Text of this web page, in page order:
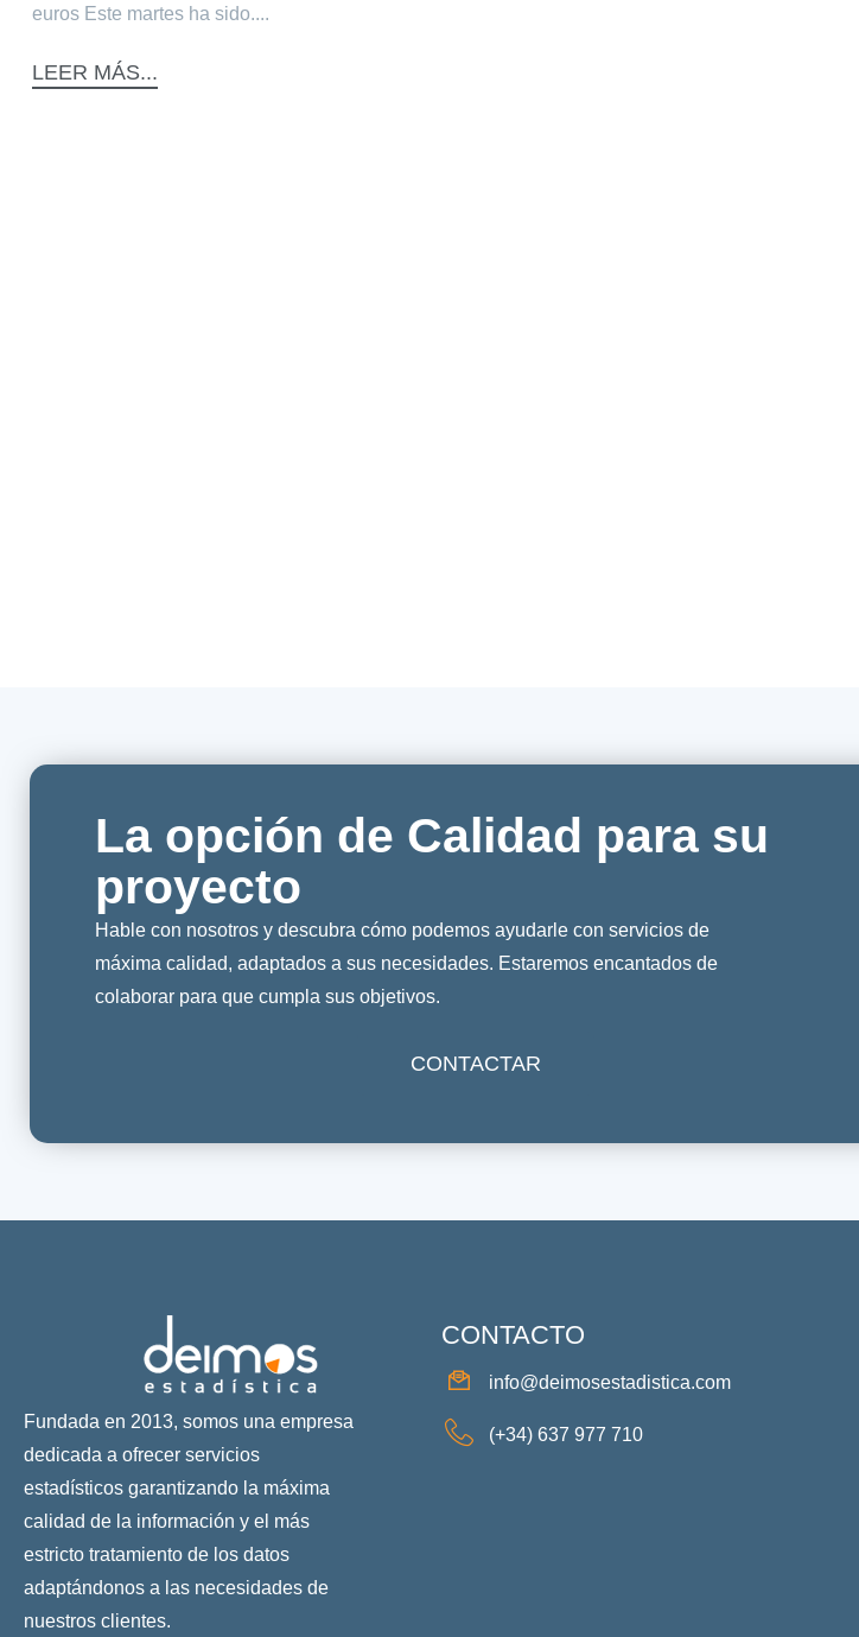
euros Este martes ha sido....
LEER MÁS...
La opción de Calidad para su
proyecto
Hable con nosotros y descubra cómo podemos ayudarle con servicios de
máxima calidad, adaptados a sus necesidades. Estaremos encantados de
colaborar para que cumpla sus objetivos.
CONTACTAR
Fundada en 2013, somos una empresa
dedicada a ofrecer servicios
estadísticos garantizando la máxima
calidad de la información y el más
estricto tratamiento de los datos
adaptándonos a las necesidades de
nuestros clientes.
CONTACTO
info@deimosestadistica.com
(+34) 637 977 710